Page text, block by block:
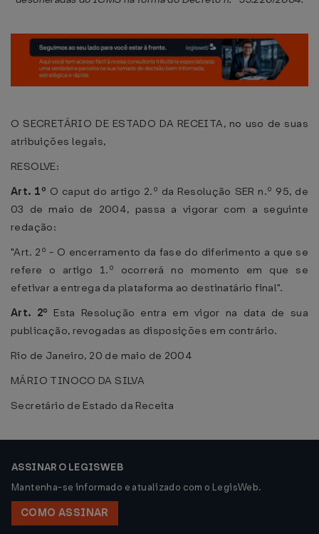
O SECRETÁRIO DE ESTADO DA RECEITA, no uso de suas
atribuições legais,
RESOLVE:
Art. 1º O caput do artigo 2.º da Resolução SER n.º 95, de
03 de maio de 2004, passa a vigorar com a seguinte
redação:
"Art. 2º - O encerramento da fase do diferimento a que se
refere o artigo 1.º ocorrerá no momento em que se
efetivar a entrega da plataforma ao destinatário final".
Art. 2º Esta Resolução entra em vigor na data de sua
publicação, revogadas as disposições em contrário.
Rio de Janeiro, 20 de maio de 2004
MÁRIO TINOCO DA SILVA
Secretário de Estado da Receita
ASSINAR O LEGISWEB
Mantenha-se informado e atualizado com o LegisWeb.
COMO ASSINAR